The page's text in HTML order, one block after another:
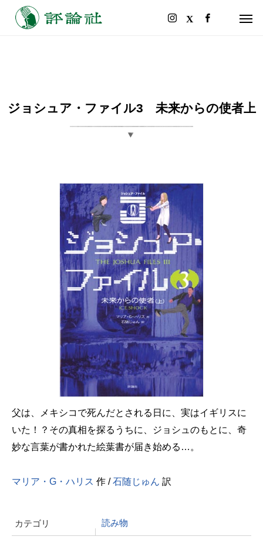
ジョシュア・ファイル3 未来からの使者上
父は、メキシコで死んだとされる日に、実はイギリスに
いた！？その真相を探るうちに、ジョシュのもとに、奇
妙な言葉が書かれた絵葉書が届き始める…。
マリア・G・ハリス 作 /石随じゅん 訳
カテゴリ 読み物